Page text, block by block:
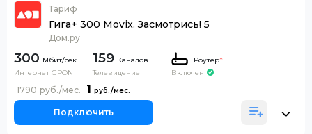
Тариф
Гига+ 300 Movix. Засмотрись! 5
Дом.ру
300
Интернет GPON
159 Каналов
Телевидение
Роутер*
Включен
1
1790
Подключить